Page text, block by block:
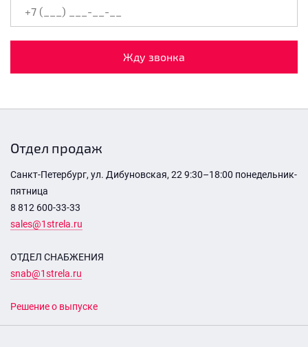
Жду звонка
Отдел продаж
Санкт-Петербург, ул. Дибуновская, 22 9:30–18:00 понедельник-
пятница
8 812 600-33-33
sales@1strela.ru
ОТДЕЛ СНАБЖЕНИЯ
snab@1strela.ru
Решение о выпуске